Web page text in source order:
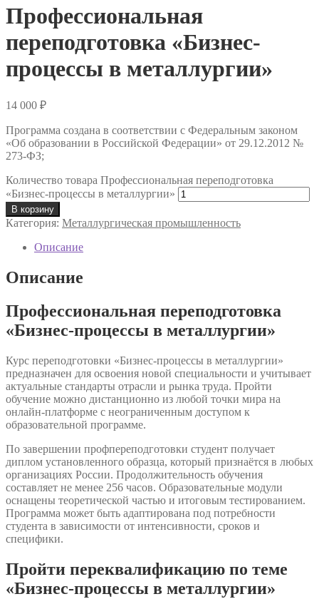
Профессиональная
переподготовка «Бизнес-
процессы в металлургии»
14 000 ₽
Программа создана в соответствии с Федеральным законом
«Об образовании в Российской Федерации» от 29.12.2012 №
273-ФЗ;
Количество товара Профессиональная переподготовка
«Бизнес-процессы в металлургии»
В корзину
Категория: Металлургическая промышленность
Описание
Описание
Профессиональная переподготовка
«Бизнес-процессы в металлургии»
Курс переподготовки «Бизнес-процессы в металлургии»
предназначен для освоения новой специальности и учитывает
актуальные стандарты отрасли и рынка труда. Пройти
обучение можно дистанционно из любой точки мира на
онлайн-платформе с неограниченным доступом к
образовательной программе.
По завершении профпереподготовки студент получает
диплом установленного образца, который признаётся в любых
организациях России. Продолжительность обучения
составляет не менее 256 часов. Образовательные модули
оснащены теоретической частью и итоговым тестированием.
Программа может быть адаптирована под потребности
студента в зависимости от интенсивности, сроков и
специфики.
Пройти переквалификацию по теме
«Бизнес-процессы в металлургии»